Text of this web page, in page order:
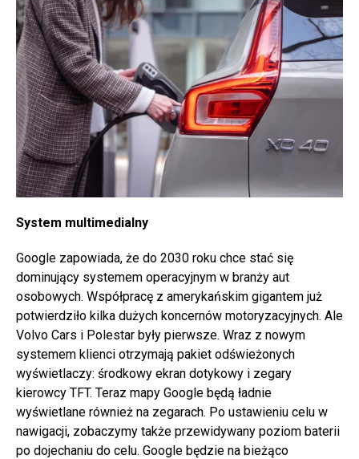
System multimedialny
Google zapowiada, że do 2030 roku chce stać się
dominujący systemem operacyjnym w branży aut
osobowych. Współpracę z amerykańskim gigantem już
potwierdziło kilka dużych koncernów motoryzacyjnych. Ale
Volvo Cars i Polestar były pierwsze. Wraz z nowym
systemem klienci otrzymają pakiet odświeżonych
wyświetlaczy: środkowy ekran dotykowy i zegary
kierowcy TFT. Teraz mapy Google będą ładnie
wyświetlane również na zegarach. Po ustawieniu celu w
nawigacji, zobaczymy także przewidywany poziom baterii
po dojechaniu do celu. Google będzie na bieżąco